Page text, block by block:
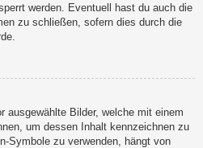
werden. Eventuell hast du auch die
zu schließen, sofern dies durch die
ausgewählte Bilder, welche mit einem
um dessen Inhalt kennzeichnen zu
Symbole zu verwenden, hängt von